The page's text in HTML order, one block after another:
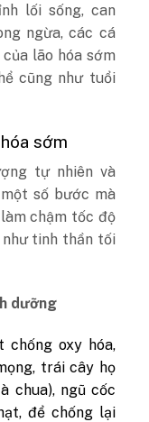
lối sống, can
ngừa, các cá
lão hóa sớm
cũng như tuổi
sớm
tự nhiên và
số bước mà
chậm tốc độ
tinh thần tối
dưỡng
chống oxy hóa,
trái cây họ
chua), ngũ cốc
để chống lại